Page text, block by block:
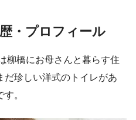
・プロフィール
柳橋にお母さんと暮らす住
だ珍しい洋式のトイレがあ
。